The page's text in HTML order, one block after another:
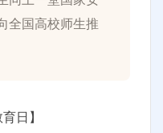
全国高校师生推
日】